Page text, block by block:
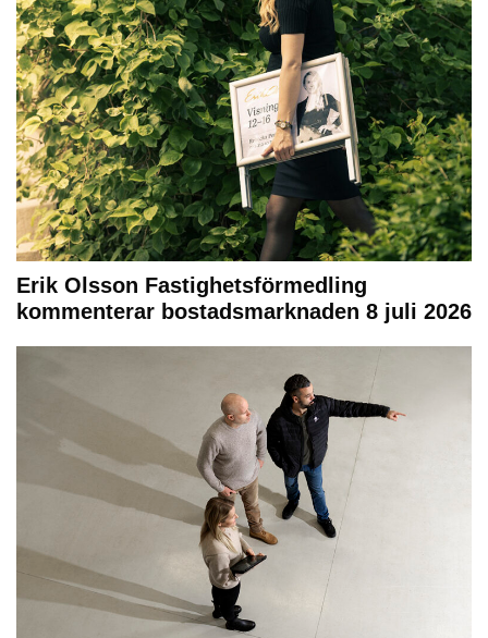
Erik Olsson Fastighetsförmedling
kommenterar bostadsmarknaden 8 juli 2026